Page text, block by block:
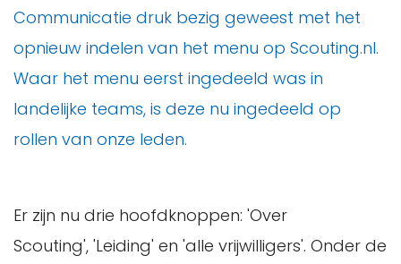
Communicatie druk bezig geweest met het
opnieuw indelen van het menu op Scouting.nl.
Waar het menu eerst ingedeeld was in
landelijke teams, is deze nu ingedeeld op
rollen van onze leden.
Er zijn nu drie hoofdknoppen: 'Over
Scouting', 'Leiding' en 'alle vrijwilligers'. Onder de